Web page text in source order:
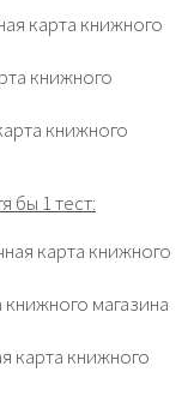
карта книжного
книжного
книжного
бы 1 тест:
карта книжного
магазина
карта книжного